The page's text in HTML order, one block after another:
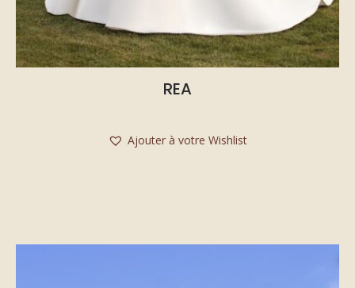
REA
Ajouter à votre Wishlist